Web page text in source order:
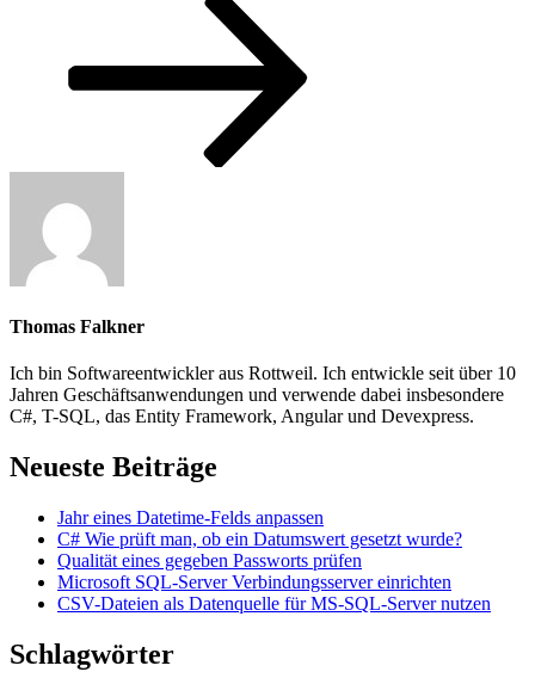
Thomas Falkner
Ich bin Softwareentwickler aus Rottweil. Ich entwickle seit über 10
Jahren Geschäftsanwendungen und verwende dabei insbesondere
C#, T-SQL, das Entity Framework, Angular und Devexpress.
Neueste Beiträge
Jahr eines Datetime-Felds anpassen
C# Wie prüft man, ob ein Datumswert gesetzt wurde?
Qualität eines gegeben Passworts prüfen
Microsoft SQL-Server Verbindungsserver einrichten
CSV-Dateien als Datenquelle für MS-SQL-Server nutzen
Schlagwörter